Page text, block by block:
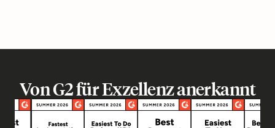
Von G2 für Exzellenz anerkannt